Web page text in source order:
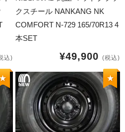
ール
ール
ール
ール
ール
込)
クスチール NANKANG NK
COMFORT N-729 165/70R13 4
本SET
¥49,900 (税込)
★ ★